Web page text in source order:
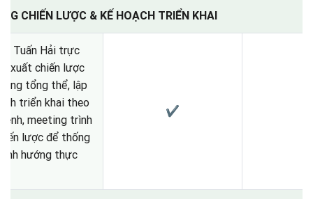
CHIẾN LƯỢC & KẾ HOẠCH TRIỂN KHAI
Tuấn Hải trực
xuất chiến lược
tổng thể, lập
triển khai theo
meeting trình
lược để thống
hướng thực
✔